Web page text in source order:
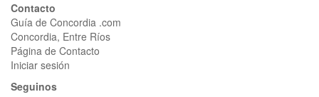
Contacto
Guía de Concordia .com
Concordia, Entre Ríos
Página de Contacto
Iniciar sesión
Seguinos